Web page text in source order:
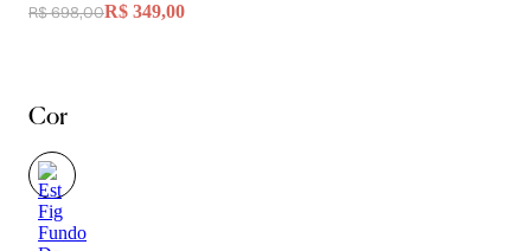
R$ 698,00R$ 349,00
Cor